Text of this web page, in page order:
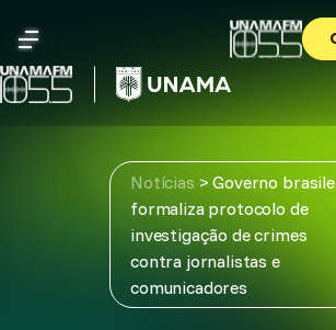
content
Notícias >Governo
formaliza protocolo de
investigação de crimes
contra jornalistas e
comunicadores